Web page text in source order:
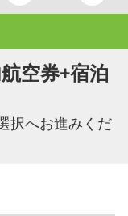
空券+宿泊
択へお進みくだ